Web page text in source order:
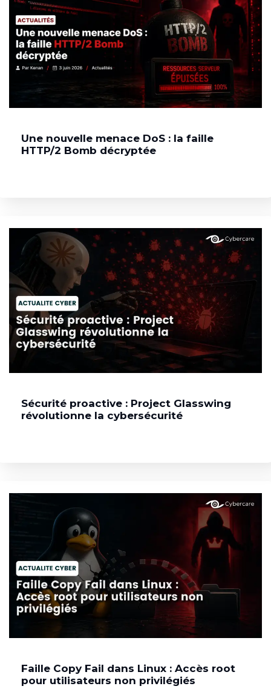
Une nouvelle menace DoS : la faille
HTTP/2 Bomb décryptée
Sécurité proactive : Project Glasswing
révolutionne la cybersécurité
Faille Copy Fail dans Linux : Accès root
pour utilisateurs non privilégiés